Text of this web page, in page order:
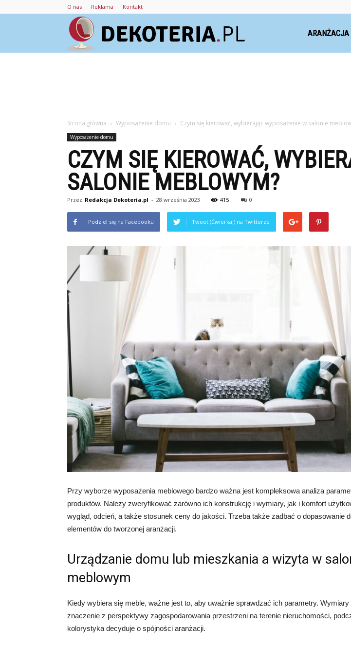
O nas Reklama Kontakt
ARANŻACJA
Strona główna Wyposażenie domu Czym się kierować, wybierając wyposażenie w salonie
Wyposażenie domu
CZYM SIĘ KIEROWAĆ,
SALONIE MEBLOWYM?
Przez Redakcja Dekoteria.pl - 28 września 2023 415 0
Podziel się na Facebooku Tweet (Ćwierkaj) na Twitterze
Przy wyborze wyposażenia meblowego bardzo ważna jest kompleksowa analiza
produktów. Należy zweryfikować zarówno ich konstrukcję i wymiary, jak i komfort
wygląd, odcień, a także stosunek ceny do jakości. Trzeba także zadbać o dopasowanie
elementów do tworzonej aranżacji.
Urządzanie domu lub mieszkania a wizyta w
meblowym
Kiedy wybiera się meble, ważne jest to, aby uważnie sprawdzać ich parametry. Wymiary
znaczenie z perspektywy zagospodarowania przestrzeni na terenie nieruchomości,
kolorystyka decyduje o spójności aranżacji.